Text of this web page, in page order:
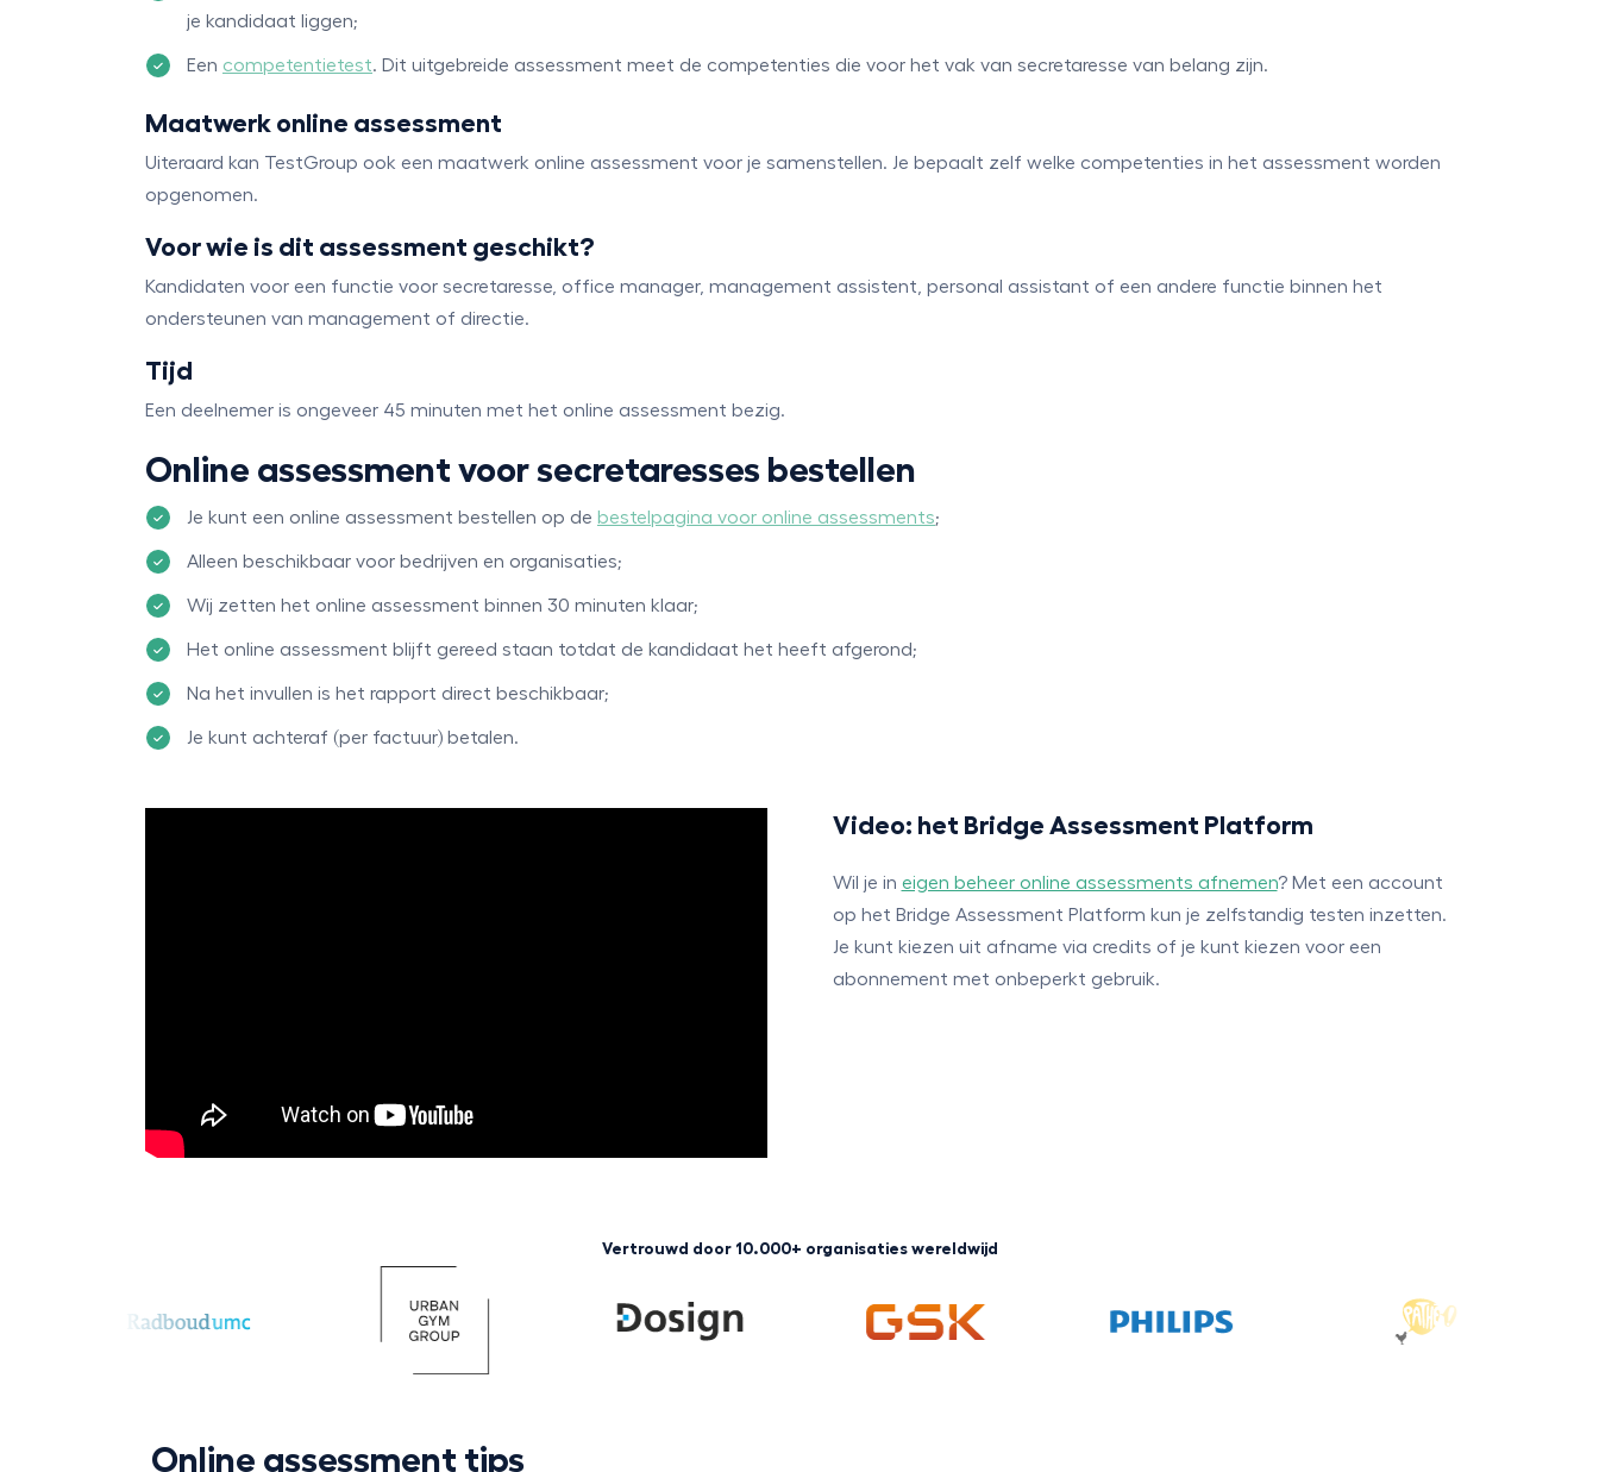
je kandidaat liggen;
Een competentietest. Dit uitgebreide assessment meet de competenties die voor het vak van secretaresse van belang zijn.
Maatwerk online assessment
Uiteraard kan TestGroup ook een maatwerk online assessment voor je samenstellen. Je bepaalt zelf welke competenties in het assessment worden
opgenomen.
Voor wie is dit assessment geschikt?
Kandidaten voor een functie voor secretaresse, office manager, management assistent, personal assistant of een andere functie binnen het
ondersteunen van management of directie.
Tijd
Een deelnemer is ongeveer 45 minuten met het online assessment bezig.
Online assessment voor secretaresses bestellen
Je kunt een online assessment bestellen op de bestelpagina voor online assessments;
Alleen beschikbaar voor bedrijven en organisaties;
Wij zetten het online assessment binnen 30 minuten klaar;
Het online assessment blijft gereed staan totdat de kandidaat het heeft afgerond;
Na het invullen is het rapport direct beschikbaar;
Je kunt achteraf (per factuur) betalen.
Video: het Bridge Assessment Platform
Wil je in eigen beheer online assessments afnemen? Met een account
op het Bridge Assessment Platform kun je zelfstandig testen inzetten.
Je kunt kiezen uit afname via credits of je kunt kiezen voor een
abonnement met onbeperkt gebruik.
Vertrouwd door 10.000+ organisaties wereldwijd
Online assessment tips